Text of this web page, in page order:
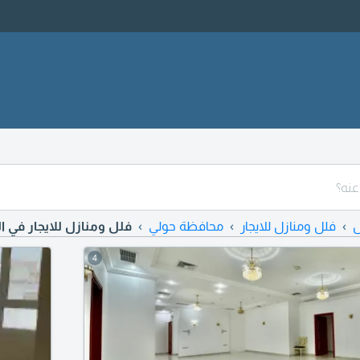
فلل ومنازل للايجار محافظة حولي فلل ومنازل للايجار في
4